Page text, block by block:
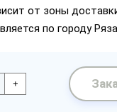
от зоны
по городу
+